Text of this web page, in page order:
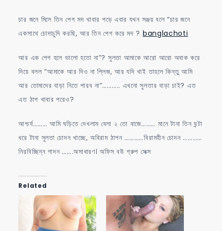
চার জনে মিলে তিন পেগ মদ খাবার পড়ে এবার যখন সঞ্জয় বলে “চার জনে
একসাথে চোদাচুদি করছি, আর তিন পেগ করে মদ ? banglachoti
আর এক পেগ হলে ভালো হতো না”? সুলতা আমাকে আরো আরো অবাক করে
দিয়ে বলল “আমাকে আর দিও না প্লিজ, আর যদি খাই তাহলে কিন্তু আমি
আর তোমাদের বাড়া নিতে পারব না”……….. এখনো সুলতার বাড়া চাই? এত
এত ঠাপ খাবার পরেও?
আশ্চর্য……… আমি ঘড়িতে দেখলাম বেলা ২ তো বাজে……… মানে টানা তিন ঘন্টা
ধরে টানা সুলতা চোদন খাচ্ছে, অবিরাম ঠাপন …………বিরামহীন চোদন …………
নিরবিচ্ছিন্ন গাদন …….অসাধারণ। অফিস বউ গ্রুপ সেক্স
Related